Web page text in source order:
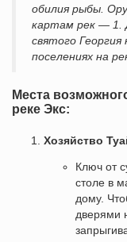
обилия рыбы.
картам рек — 1.
святого
поселениях на
Места
реке Экс:
Хозяйство
Ключ от
столе в
дому.
дверями